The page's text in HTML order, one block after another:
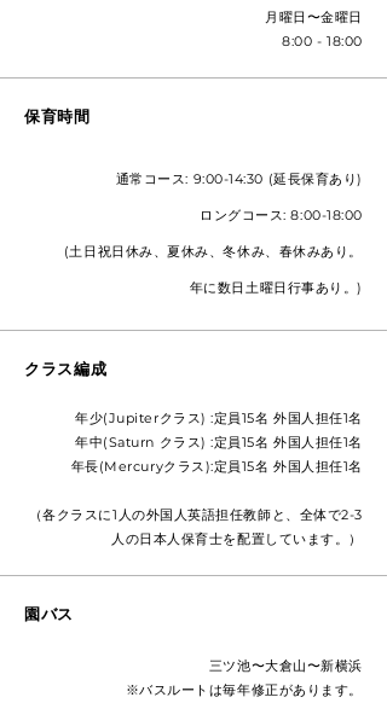
月曜日〜金曜日
8:00 - 18:00
保育時間
通常コース: 9:00-14:30 (延長保育あり)
ロングコース: 8:00-18:00
(土日祝日休み、夏休み、冬休み、春休みあり。
年に数日土曜日行事あり。)
クラス編成
年少(Jupiterクラス) :定員15名 外国人担任1名
年中(Saturn クラス) :定員15名 外国人担任1名
年長(Mercuryクラス):定員15名 外国人担任1名
（各クラスに1人の外国人英語担任教師と、 全体で2-3
人の日本人保育士を配置しています。）
園バス
三ツ池〜大倉山〜新横浜
※バスルートは毎年修正があります。